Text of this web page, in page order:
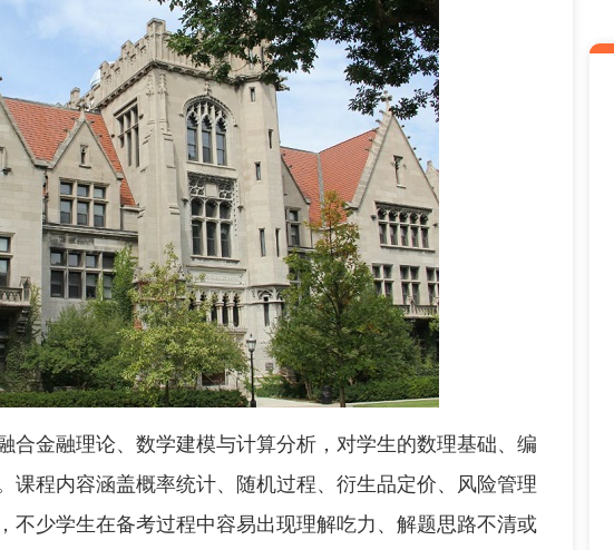
金融理论、数学建模与计算分析，对学生的数理基础、编
课程内容涵盖概率统计、随机过程、衍生品定价、风险管理
不少学生在备考过程中容易出现理解吃力、解题思路不清或